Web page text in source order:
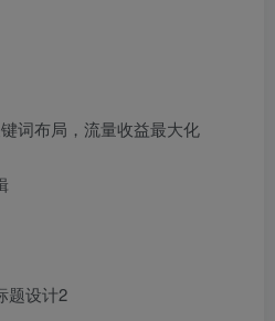
词布局，流量收益最大化
题设计2